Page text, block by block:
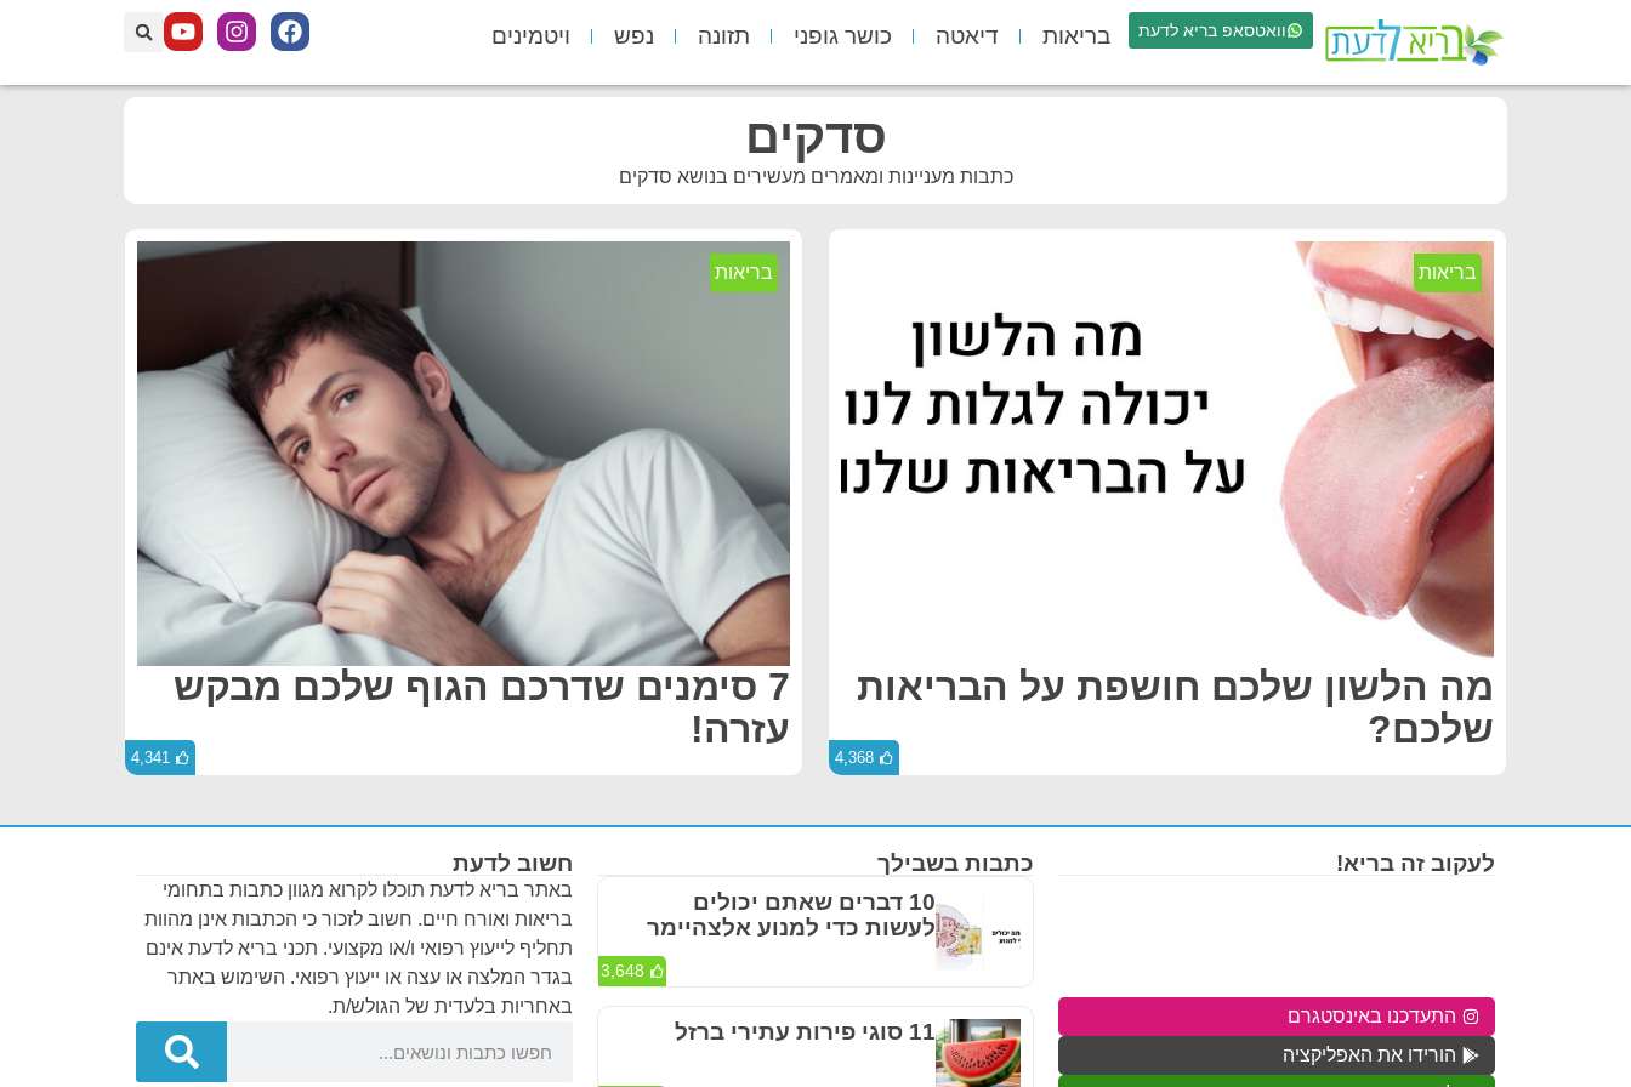
וואטסאפ בריא לדעת בריאות דיאטה כושר גופני תזונה נפש ויטמינים
סדקים
כתבות מעניינות ומאמרים מעשירים בנושא סדקים
בריאות
מה הלשון שלכם חושפת על הבריאות
שלכם?
4,368
בריאות
7 סימנים שדרכם הגוף שלכם מבקש
עזרה!
4,341
חשוב לדעת
באתר בריא לדעת תוכלו לקרוא מגוון כתבות בתחומי
בריאות ואורח חיים. חשוב לזכור כי הכתבות אינן מהוות
תחליף לייעוץ רפואי ו/או מקצועי. תכני בריא לדעת אינם
בגדר המלצה או עצה או ייעוץ רפואי. השימוש באתר
באחריות בלעדית של הגולש/ת.
כתבות בשבילך
10 דברים שאתם יכולים
לעשות כדי למנוע אלצהיימר
3,648
11 סוגי פירות עתירי ברזל
לעקוב זה בריא!
התעדכנו באינסטגרם
הורידו את האפליקציה